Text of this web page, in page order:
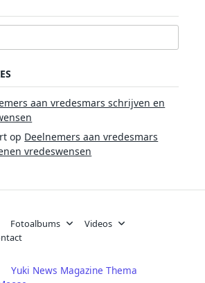
aan vredesmars schrijven en
op Deelnemers aan vredesmars
vredeswensen
Fotoalbums
Videos
Yuki News Magazine Thema